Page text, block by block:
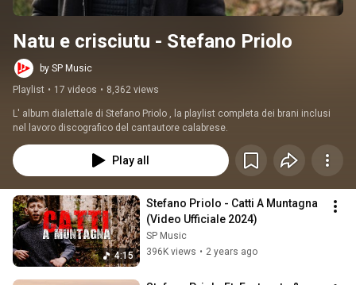
Natu e crisciutu - Stefano Priolo
by SP Music
Playlist • 17 videos • 8,362 views
L' album dialettale di Stefano Priolo , la playlist completa dei brani inclusi
nel lavoro discografico del cantautore calabrese.
Play all
4:15
Stefano Priolo - Catti A Muntagna
(Video Ufficiale 2024)
SP Music
396K views • 2 years ago